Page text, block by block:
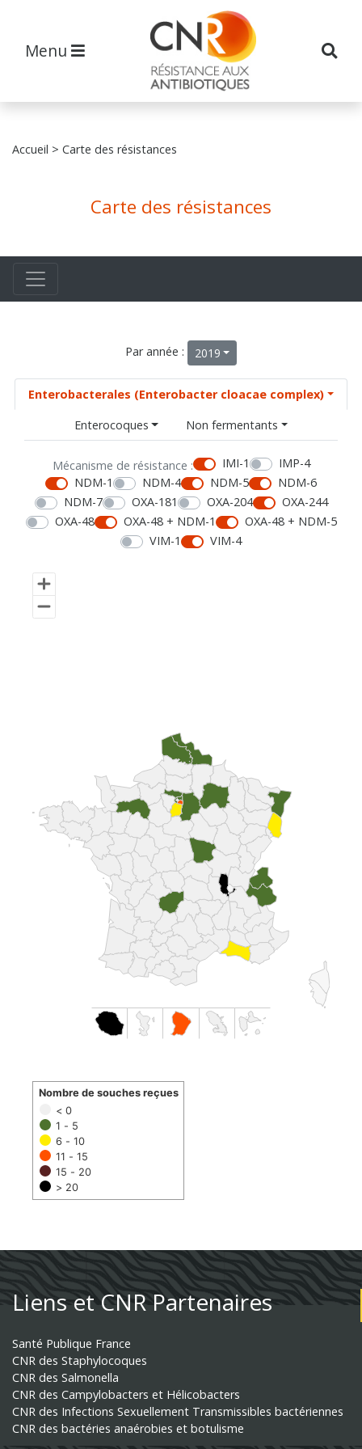
Menu
Accueil > Carte des résistances
Carte des résistances
Par année : 2019
Enterobacterales (Enterobacter cloacae complex)
Enterocoques
Non fermentants
Mécanisme de résistance : IMI-1
IMP-4
NDM-1
NDM-4 NDM-5
NDM-6
NDM-7
OXA-181 OXA-204
OXA-244
OXA-48
OXA-48 + NDM-1
OXA-48 + NDM-5
VIM-1
VIM-4
< 0
1 - 5
6 - 10
11 - 15
15 - 20
> 20
Nombre de souches reçues
Liens et CNR Partenaires
Santé Publique France
CNR des Staphylocoques
CNR des Salmonella
CNR des Campylobacters et Hélicobacters
CNR des Infections Sexuellement Transmissibles bactériennes
CNR des bactéries anaérobies et botulisme